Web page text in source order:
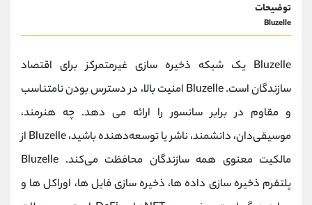
توضیحات
Bluzelle
Bluzelle یک شبکه ذخیره سازی غیرمتمرکز برای اقتصاد
سازندگان است. Bluzelle امنیت بالا، در دسترس بودن نامتناسب
و مقاوم در برابر سانسور را ارائه می دهد. چه هنرمند،
موسیقی‌دان، دانشمند، ناشر یا توسعه‌دهنده باشید، Bluzelle از
مالکیت معنوی همه سازندگان محافظت می‌کند. Bluzelle
پلتفرم ذخیره سازی داده ها، ذخیره سازی فایل ها، اوراکل ها و